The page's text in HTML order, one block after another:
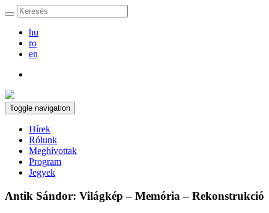
hu
ro
en
Toggle navigation
Hírek
Rólunk
Meghívottak
Program
Jegyek
Antik Sándor: Világkép – Memória – Rekonstrukció